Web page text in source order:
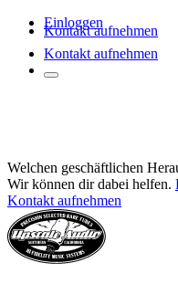
Einloggen
Kontakt aufnehmen
Kontakt aufnehmen
Welchen geschäftlichen
Wir können dir dabei helfen.
Kontakt aufnehmen